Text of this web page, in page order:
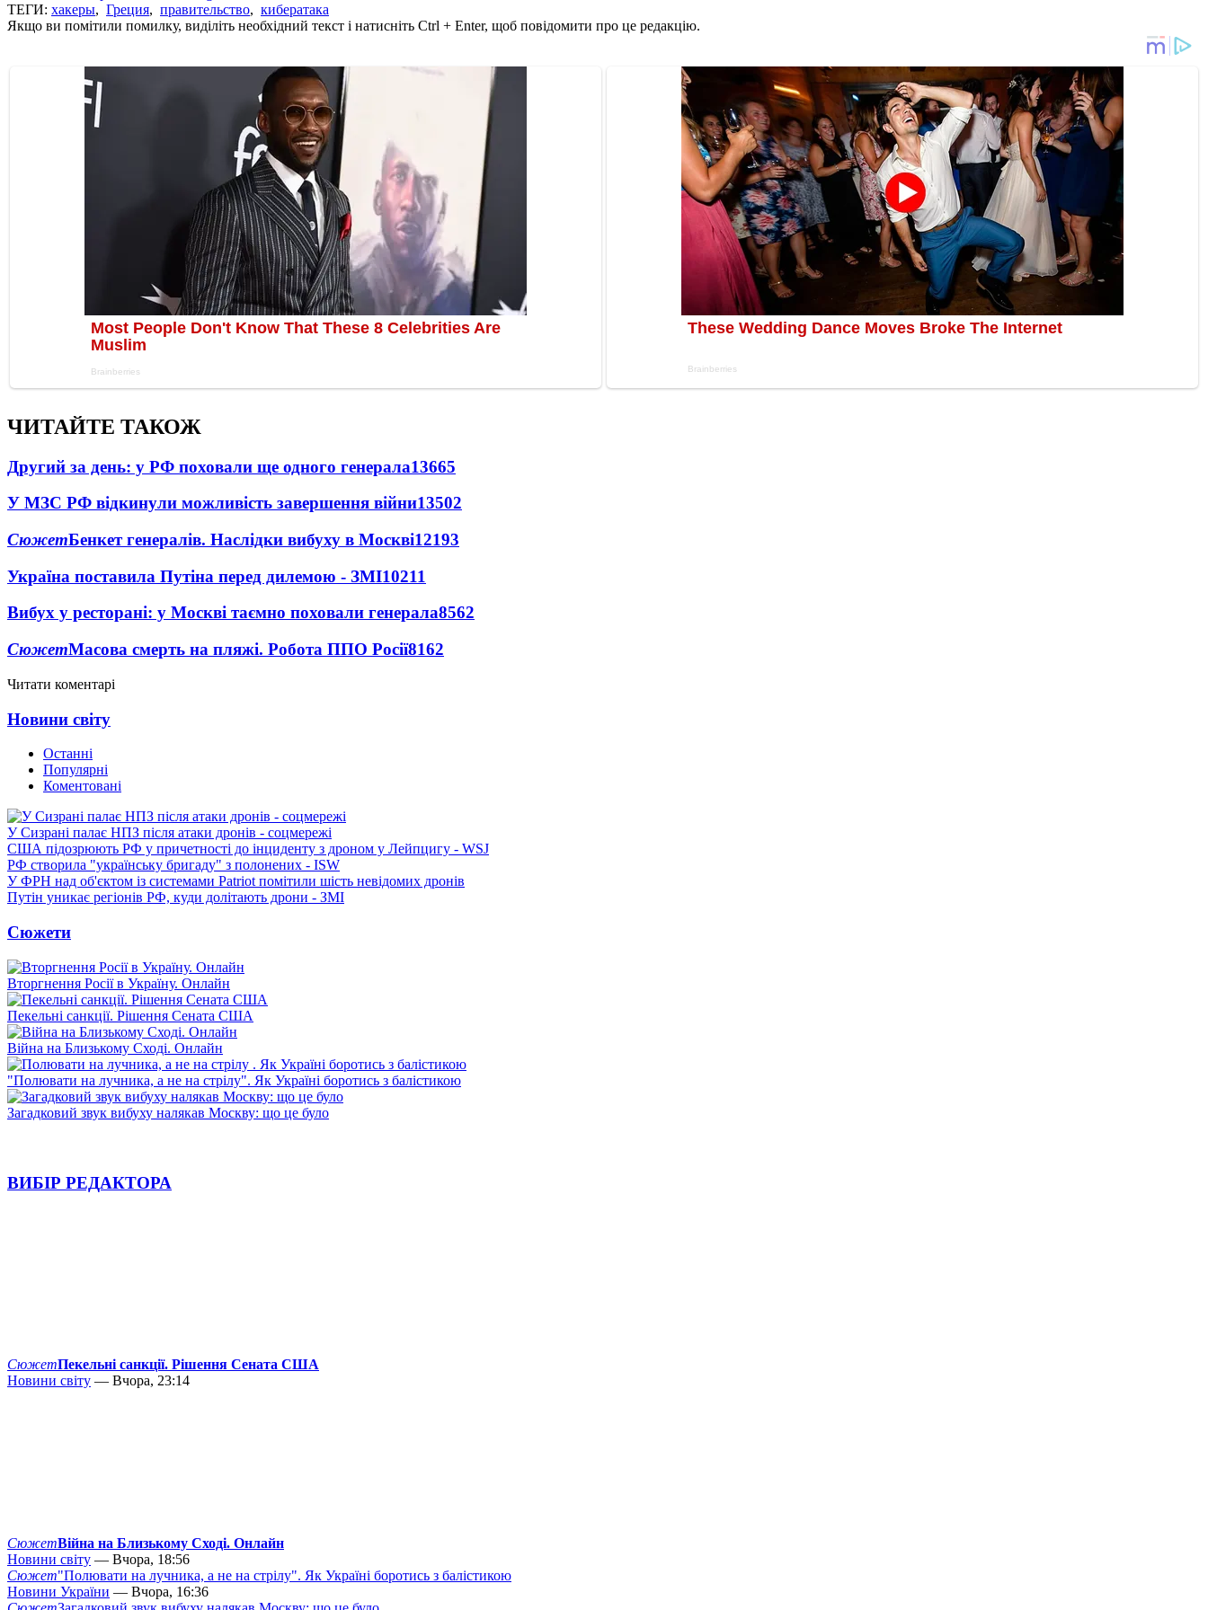
ТЕГИ: хакеры, Греция, правительство, кибератака
Якщо ви помітили помилку, виділіть необхідний текст і натисніть Ctrl + Enter, щоб повідомити про це редакцію.
ЧИТАЙТЕ ТАКОЖ
Другий за день: у РФ поховали ще одного генерала13665
У МЗС РФ відкинули можливість завершення війни13502
СюжетБенкет генералів. Наслідки вибуху в Москві12193
Україна поставила Путіна перед дилемою - ЗМІ10211
Вибух у ресторані: у Москві таємно поховали генерала8562
СюжетМасова смерть на пляжі. Робота ППО Росії8162
Читати коментарі
Новини світу
Останні
Популярні
Коментовані
У Сизрані палає НПЗ після атаки дронів - соцмережі
США підозрюють РФ у причетності до інциденту з дроном у Лейпцигу - WSJ
РФ створила "українську бригаду" з полонених - ISW
У ФРН над об'єктом із системами Patriot помітили шість невідомих дронів
Путін уникає регіонів РФ, куди долітають дрони - ЗМІ
Сюжети
Вторгнення Росії в Україну. Онлайн
Пекельні санкції. Рішення Сената США
Війна на Близькому Сході. Онлайн
"Полювати на лучника, а не на стрілу". Як Україні боротись з балістикою
Загадковий звук вибуху налякав Москву: що це було
ВИБІР РЕДАКТОРА
СюжетПекельні санкції. Рішення Сената США
Новини світу — Вчора, 23:14
СюжетВійна на Близькому Сході. Онлайн
Новини світу — Вчора, 18:56
Сюжет"Полювати на лучника, а не на стрілу". Як Україні боротись з балістикою
Новини України — Вчора, 16:36